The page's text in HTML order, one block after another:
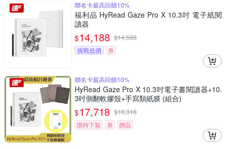
聯名卡最高回饋10%
福利品 HyRead Gaze Pro X 10.3吋 電子紙閱
讀器
$14,188 $14,588
挑戰低價
券
聯名卡最高回饋10%
HyRead Gaze Pro X 10.3吋電子書閱讀器+10.
3吋側翻軟膠殼+手寫類紙膜 (組合)
$17,718 $18,318
限時下殺
券 贈品